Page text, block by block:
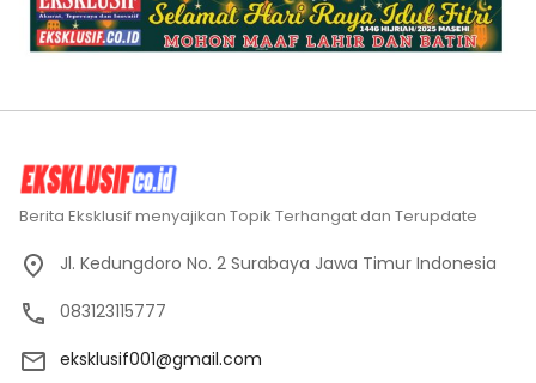
Berita Eksklusif menyajikan Topik Terhangat dan Terupdate
Jl. Kedungdoro No. 2 Surabaya Jawa Timur Indonesia
083123115777
eksklusif001@gmail.com